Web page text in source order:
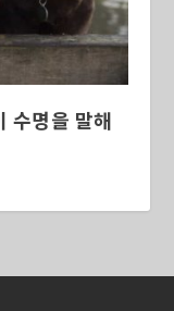
수명을 말해